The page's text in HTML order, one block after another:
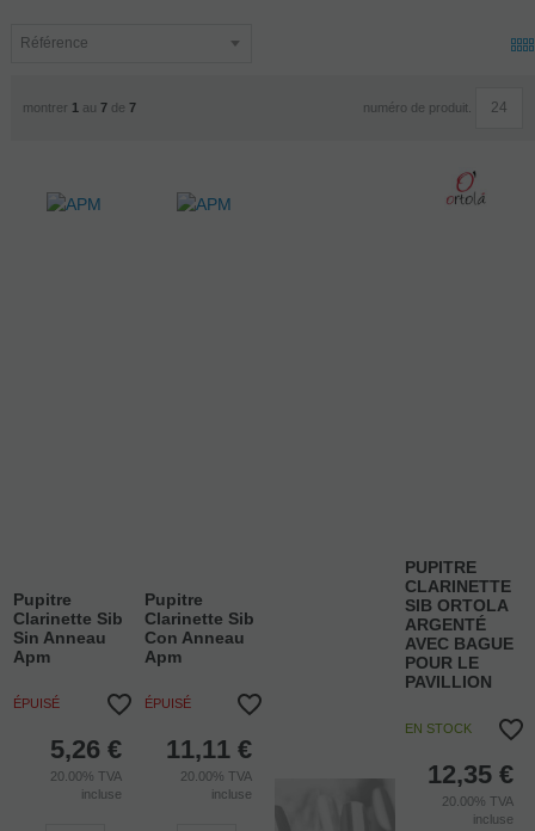
montrer 1 au 7de 7 numéro de produit.
Pupitre
Clarinette Sib
Sin Anneau
Apm
ÉPUISÉ
5,26 €
20.00%TVA
incluse
Pupitre
Clarinette Sib
Con Anneau
Apm
ÉPUISÉ
11,11 €
20.00%TVA
incluse
PUPITRE
CLARINETTE
SIB ORTOLA
ARGENTÉ
AVEC BAGUE
POUR LE
PAVILLION
EN STOCK
12,35 €
20.00%TVA
incluse